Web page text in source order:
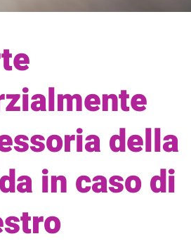
della
in caso di